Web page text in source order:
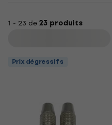
1 - 23 de 23 produits
Prix dégressifs